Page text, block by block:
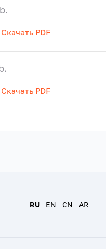
Скачать PDF
Скачать PDF
RU EN CN AR